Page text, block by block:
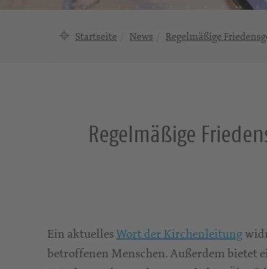
Startseite News Regelmäßige
Regelmäßige
Ein aktuellesWort der Kirchenleitung
betroffenen Menschen. Außerdem bietet